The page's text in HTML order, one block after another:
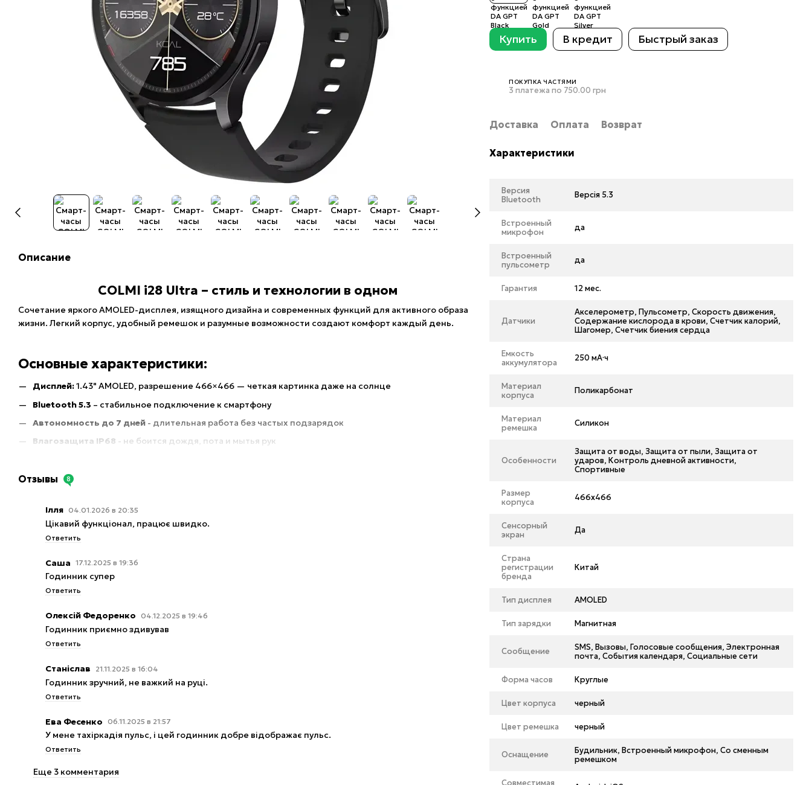
Описание
COLMI i28 Ultra – стиль и технологии в одном
Сочетание яркого AMOLED-дисплея, изящного дизайна и современных функций для активного образа
жизни. Легкий корпус, удобный ремешок и разумные возможности создают комфорт каждый день.
Основные характеристики:
Дисплей:1.43" AMOLED, разрешение 466×466 — четкая картинка даже на солнце
Bluetooth 5.3 – стабильное подключение к смартфону
Автономность до 7 дней - длительная работа без частых подзарядок
Влагозащита IP68 - не боится дождя, пота и мытья рук
Совместимость с Android и iOS
Функции:сообщения, вызовы, будильник, таймер, секундомер, управление музыкой, погода,
календарь, поиск телефона и т.д.
Яркий привлекающий внимание экран
Компактный и легкий – комфортно носить весь день
Мониторинг здоровья и активности - монитор сердцебиения, датчик кислорода в крови, монитор
сна, измерение стресса, напоминание о выпитой воде, напоминание об активности, поддержка
Надежная защита и выносливая батарея – меньше забот, больше свободы
Отзывы 8
Ілля 04.01.2026 в 20:35
Цікавий функціонал, працює швидко.
Ответить
Саша 17.12.2025 в 19:36
Годинник супер
Ответить
Олексій Федоренко 04.12.2025 в 19:46
Годинник приємно здивував
Ответить
Станіслав 21.11.2025 в 16:04
Годинник зручний, не важкий на руці.
Ответить
Ева Фесенко 06.11.2025 в 21:57
У мене тахіркадія пульс, і цей годинник добре відображає пульс.
Ответить
Еще 3 комментария
Купить В кредит Быстрый заказ
ПОКУПКА ЧАСТЯМИ
3 платежа по 750.00 грн
Доставка Оплата Возврат
Характеристики
Версия
Bluetooth
Версія 5.3
Встроенный
микрофон
да
Встроенный
пульсометр
да
Гарантия 12 мес.
Датчики
Акселерометр, Пульсометр, Скорость движения,
Содержание кислорода в крови, Счетчик калорий,
Шагомер, Счетчик биения сердца
Емкость
аккумулятора
250 мА·ч
Материал
корпуса
Поликарбонат
Материал
ремешка
Силикон
Особенности
Защита от воды, Защита от пыли, Защита от
ударов, Контроль дневной активности,
Спортивные
Размер
корпуса
466x466
Сенсорный
экран
Да
Страна
регистрации
бренда
Китай
Тип дисплея AMOLED
Тип зарядки Магнитная
Сообщение
SMS, Вызовы, Голосовые сообщения, Электронная
почта, События календаря, Социальные сети
Форма часов Круглые
Цвет корпуса черный
Цвет ремешка черный
Оснащение
Будильник, Встроенный микрофон, Со сменным
ремешком
Совместимая